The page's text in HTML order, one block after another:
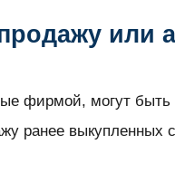
или
фирмой, могут
ранее выкупленных